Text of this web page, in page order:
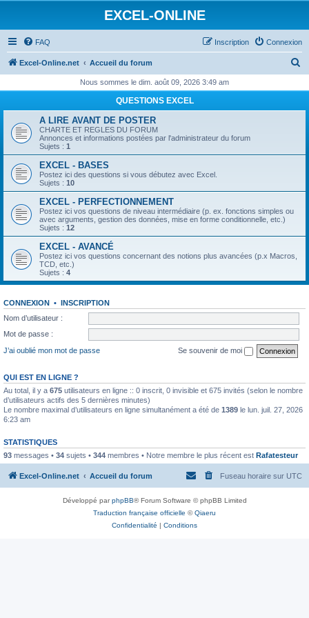
EXCEL-ONLINE
FAQ Connexion
Inscription
Excel-Online.net Accueil du forum
h
e
Nous sommes le dim. août 09, 2026 3:49 am
QUESTIONS EXCEL
A LIRE AVANT DE POSTER
CHARTE ET REGLES DU FORUM
Annonces et informations postées par l'administrateur du forum
Sujets : 1
EXCEL - BASES
Postez ici des questions si vous débutez avec Excel.
Sujets : 10
EXCEL - PERFECTIONNEMENT
Postez ici vos questions de niveau intermédiaire (p. ex. fonctions simples ou
avec arguments, gestion des données, mise en forme conditionnelle, etc.)
Sujets : 12
EXCEL - AVANCÉ
Postez ici vos questions concernant des notions plus avancées (p.x Macros,
TCD, etc.)
Sujets : 4
CONNEXION • INSCRIPTION
Nom d’utilisateur :
Mot de passe :
J’ai oublié mon mot de passe
Se souvenir de moi
QUI EST EN LIGNE ?
Au total, il y a 675 utilisateurs en ligne :: 0 inscrit, 0 invisible et 675 invités (selon le nombre
d’utilisateurs actifs des 5 dernières minutes)
Le nombre maximal d’utilisateurs en ligne simultanément a été de 1389 le lun. juil. 27, 2026
6:23 am
STATISTIQUES
93 messages • 34 sujets • 344 membres • Notre membre le plus récent est Rafatesteur
Excel-Online.net Accueil du forum Fuseau horaire sur UTC
Développé parphpBB® Forum Software © phpBB Limited
Traduction française officielle ©Qiaeru
Confidentialité | Conditions